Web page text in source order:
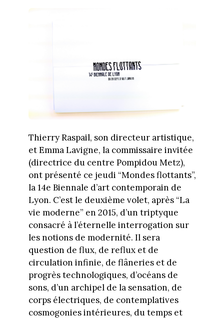
Thierry Raspail, son directeur artistique,
et Emma Lavigne, la commissaire invitée
(directrice du centre Pompidou Metz),
ont présenté ce jeudi “Mondes flottants”,
la 14e Biennale d’art contemporain de
Lyon. C’est le deuxième volet, après “La
vie moderne” en 2015, d’un triptyque
consacré à l’éternelle interrogation sur
les notions de modernité. Il sera
question de flux, de reflux et de
circulation infinie, de flâneries et de
progrès technologiques, d’océans de
sons, d’un archipel de la sensation, de
corps électriques, de contemplatives
cosmogonies intérieures, du temps et